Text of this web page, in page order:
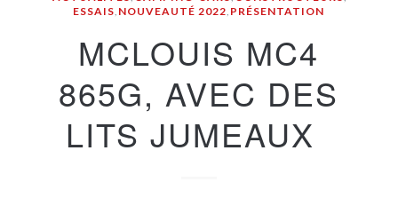
ESSAIS, NOUVEAUTÉ 2022, PRÉSENTATION
MCLOUIS MC4
865G, AVEC DES
LITS JUMEAUX